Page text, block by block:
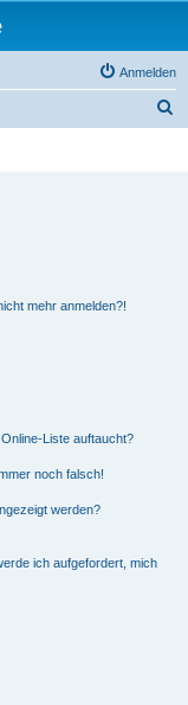
Anmelden
mehr anmelden?!
Liste auftaucht?
noch falsch!
werden?
ich aufgefordert, mich